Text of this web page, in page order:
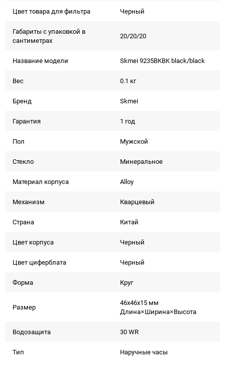
Цвет товара для фильтра Черный
Габариты с упаковкой в
сантиметрах
20/20/20
Название модели Skmei 9235BKBK black/black
Вес 0.1 кг
Бренд Skmei
Гарантия 1 год
Пол Мужской
Стекло Минеральное
Материал корпуса Alloy
Механизм Кварцевый
Страна Китай
Цвет корпуса Черный
Цвет циферблата Черный
Форма Круг
Размер
46x46x15 мм
Длина×Ширина×Высота
Водозащита 30 WR
Тип Наручные часы